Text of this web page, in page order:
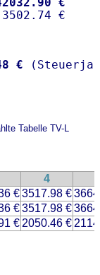
€
Tabelle TV-L
4
€3517.98 €
€3517.98 €
€ 2050.46 €